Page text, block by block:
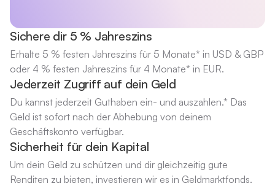
Sichere dir 5 % Jahreszins
Erhalte 5 % festen Jahreszins für 5 Monate* in USD & GBP
oder 4 % festen Jahreszins für 4 Monate* in EUR.
Jederzeit Zugriff auf dein Geld
Du kannst jederzeit Guthaben ein- und auszahlen.* Das
Geld ist sofort nach der Abhebung von deinem
Geschäftskonto verfügbar.
Sicherheit für dein Kapital
Um dein Geld zu schützen und dir gleichzeitig gute
Renditen zu bieten, investieren wir es in Geldmarktfonds.